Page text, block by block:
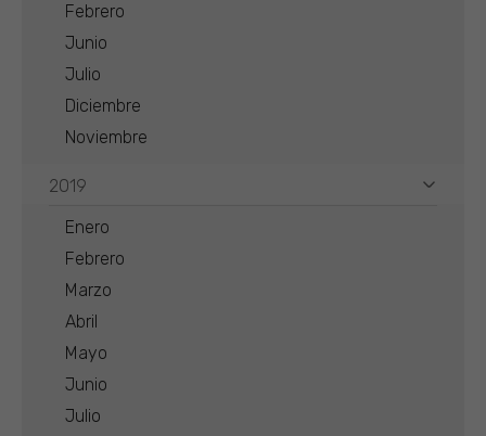
Febrero
Junio
Julio
Diciembre
Noviembre
2019
Enero
Febrero
Marzo
Abril
Mayo
Junio
Julio